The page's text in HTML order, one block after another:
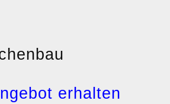
erhalten